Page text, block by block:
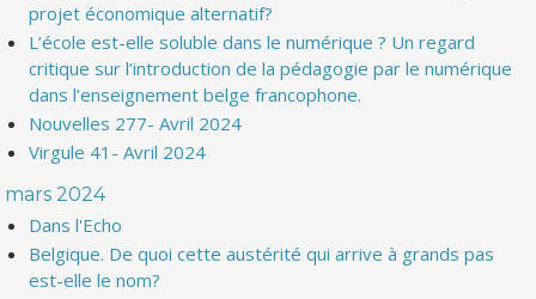
projet économique alternatif?
L’école est-elle soluble dans le numérique ? Un regard
critique sur l’introduction de la pédagogie par le numérique
dans l’enseignement belge francophone.
Nouvelles 277- Avril 2024
Virgule 41- Avril 2024
mars 2024
Dans l'Echo
Belgique. De quoi cette austérité qui arrive à grands pas
est-elle le nom?